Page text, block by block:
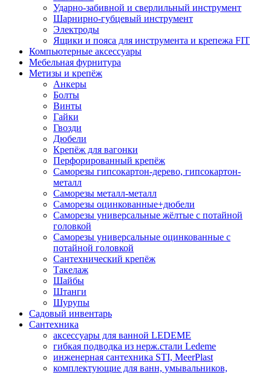
Ударно-забивной и сверлильный инструмент
Шарнирно-губцевый инструмент
Электроды
Ящики и пояса для инструмента и крепежа FIT
Компьютерные аксессуары
Мебельная фурнитура
Метизы и крепёж
Анкеры
Болты
Винты
Гайки
Гвозди
Дюбели
Крепёж для вагонки
Перфорированный крепёж
Саморезы гипсокартон-дерево, гипсокартон-
металл
Саморезы металл-металл
Саморезы оцинкованные+дюбели
Саморезы универсальные жёлтые с потайной
головкой
Саморезы универсальные оцинкованные с
потайной головкой
Сантехнический крепёж
Такелаж
Шайбы
Штанги
Шурупы
Садовый инвентарь
Сантехника
аксессуары для ванной LEDEME
гибкая подводка из нерж.стали Ledeme
инженерная сантехника STI, MeerPlast
комплектующие для ванн, умывальников,